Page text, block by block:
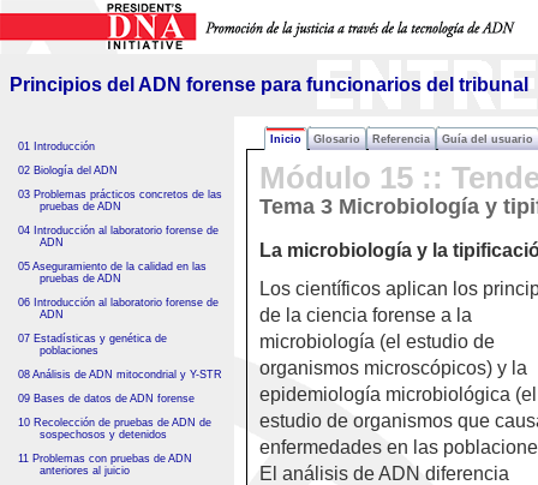
para funcionarios del tribunal
Principios del ADN forense para funcionarios del tribunal
Inicio Glosario Referencia Guía del usuario
01 Introducción
02 Biología del ADN
03 Problemas prácticos concretos de las
pruebas de ADN
04 Introducción al laboratorio forense de
ADN
05 Aseguramiento de la calidad en las
pruebas de ADN
06 Introducción al laboratorio forense de
ADN
07 Estadísticas y genética de
poblaciones
08 Análisis de ADN mitocondrial y Y-STR
09 Bases de datos de ADN forense
10 Recolección de pruebas de ADN de
sospechosos y detenidos
11 Problemas con pruebas de ADN
anteriores al juicio
Módulo 15 ::
Tema 3 Microbiología y
La microbiología y la
Los científicos aplican los
de la ciencia forense a la
microbiología (el estudio de
organismos microscópicos) y la
epidemiología microbiológica (el
estudio de organismos que
enfermedades en las
El análisis de ADN diferencia